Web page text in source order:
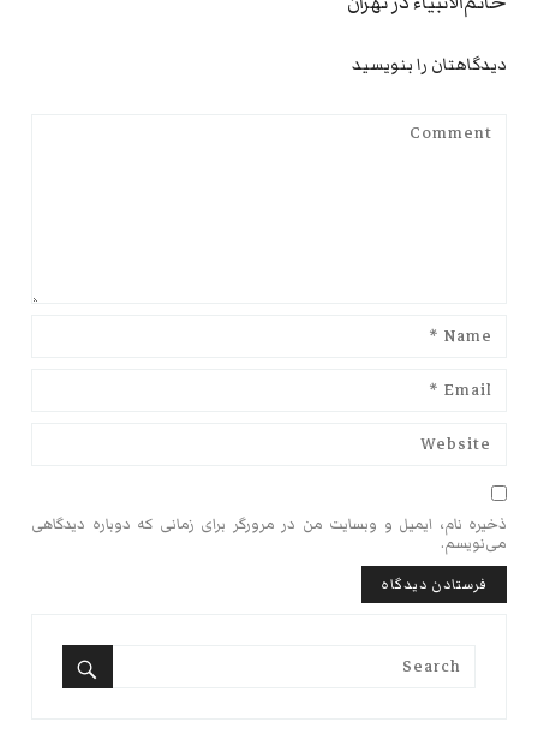
دیدگاهتان را بنویسید
ذخیره نام، ایمیل و وبسایت من در مرورگر برای زمانی که دوباره دیدگاهی
می‌نویسم.
Search